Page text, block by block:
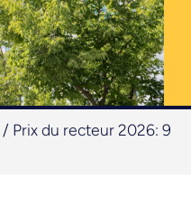
/ Prix du recteur 2026: 9